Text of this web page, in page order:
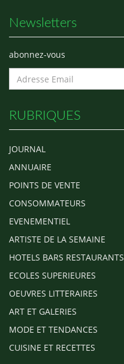
Newsletters
abonnez-vous
RUBRIQUES
JOURNAL
ANNUAIRE
POINTS DE VENTE
CONSOMMATEURS
EVENEMENTIEL
ARTISTE DE LA SEMAINE
HOTELS BARS RESTAURANTS
ECOLES SUPERIEURES
OEUVRES LITTERAIRES
ART ET GALERIES
MODE ET TENDANCES
CUISINE ET RECETTES